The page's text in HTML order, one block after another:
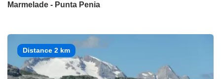
Marmelade - Punta Penia
Distance 2 km